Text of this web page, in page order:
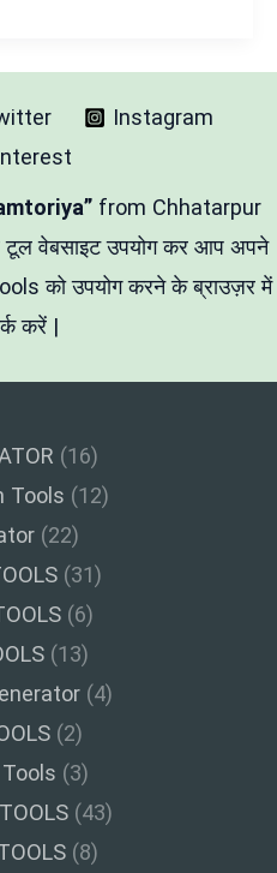
Instagram
from Chhatarpur
वेबसाइट उपयोग कर आप अपने
को उपयोग करने के ब्राउज़र में
करें |
(16)
Tools (12)
(22)
(31)
(6)
(13)
(4)
(2)
(3)
(43)
(8)